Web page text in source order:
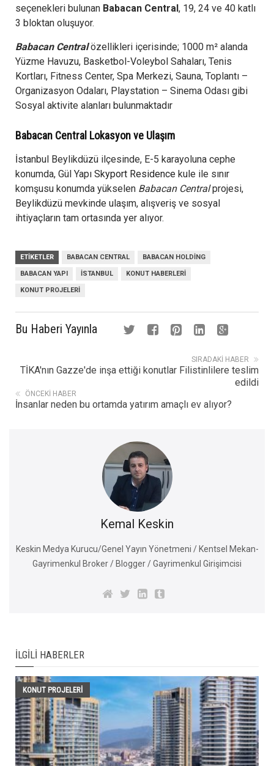
seçenekleri bulunan Babacan Central, 19, 24 ve 40 katlı
3 bloktan oluşuyor.
Babacan Centralözellikleri içerisinde; 1000 m² alanda
Yüzme Havuzu, Basketbol-Voleybol Sahaları, Tenis
Kortları, Fitness Center, Spa Merkezi, Sauna, Toplantı –
Organizasyon Odaları, Playstation – Sinema Odası gibi
Sosyal aktivite alanları bulunmaktadır
Babacan Central Lokasyon ve Ulaşım
İstanbul Beylikdüzü ilçesinde, E-5 karayoluna cephe
konumda, Gül Yapı Skyport Residence kule ile sınır
komşusu konumda yükselen Babacan Centralprojesi,
Beylikdüzü mevkinde ulaşım, alışveriş ve sosyal
ihtiyaçların tam ortasında yer alıyor.
ETIKETLER BABACAN CENTRAL BABACAN HOLDING
BABACAN YAPI İSTANBUL KONUT HABERLERI
KONUT PROJELERI
Bu Haberi Yayınla
SIRADAKI HABER
TİKA'nın Gazze'de inşa ettiği konutlar Filistinlilere teslim
edildi
ÖNCEKI HABER
İnsanlar neden bu ortamda yatırım amaçlı ev alıyor?
Kemal Keskin
Keskin Medya Kurucu/Genel Yayın Yönetmeni / Kentsel Mekan-
Gayrimenkul Broker / Blogger / Gayrimenkul Girişimcisi
İLGILI HABERLER
KONUT PROJELERI